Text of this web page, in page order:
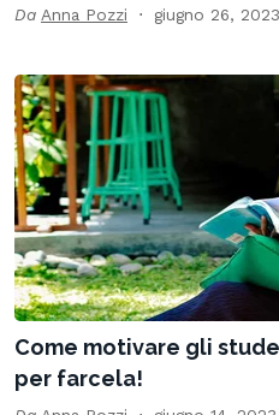
Da Anna Pozzi giugno 26, 2023
Come motivare gli
per farcela!